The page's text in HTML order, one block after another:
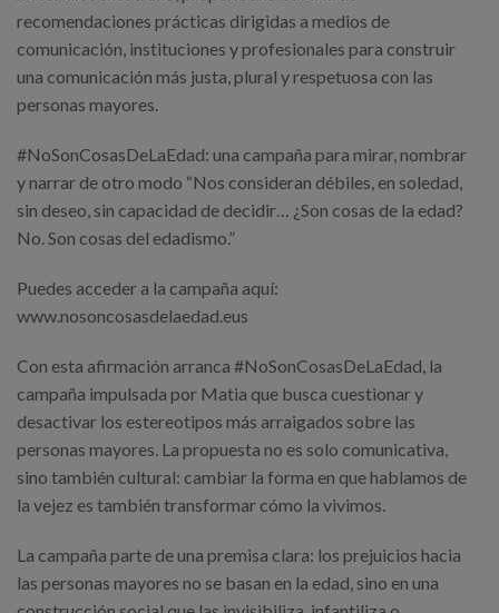
recomendaciones prácticas dirigidas a medios de
comunicación, instituciones y profesionales para construir
una comunicación más justa, plural y respetuosa con las
personas mayores.
#NoSonCosasDeLaEdad: una campaña para mirar, nombrar
y narrar de otro modo “Nos consideran débiles, en soledad,
sin deseo, sin capacidad de decidir… ¿Son cosas de la edad?
No. Son cosas del edadismo.”
Puedes acceder a la campaña aquí:
www.nosoncosasdelaedad.eus
Con esta afirmación arranca #NoSonCosasDeLaEdad, la
campaña impulsada por Matia que busca cuestionar y
desactivar los estereotipos más arraigados sobre las
personas mayores. La propuesta no es solo comunicativa,
sino también cultural: cambiar la forma en que hablamos de
la vejez es también transformar cómo la vivimos.
La campaña parte de una premisa clara: los prejuicios hacia
las personas mayores no se basan en la edad, sino en una